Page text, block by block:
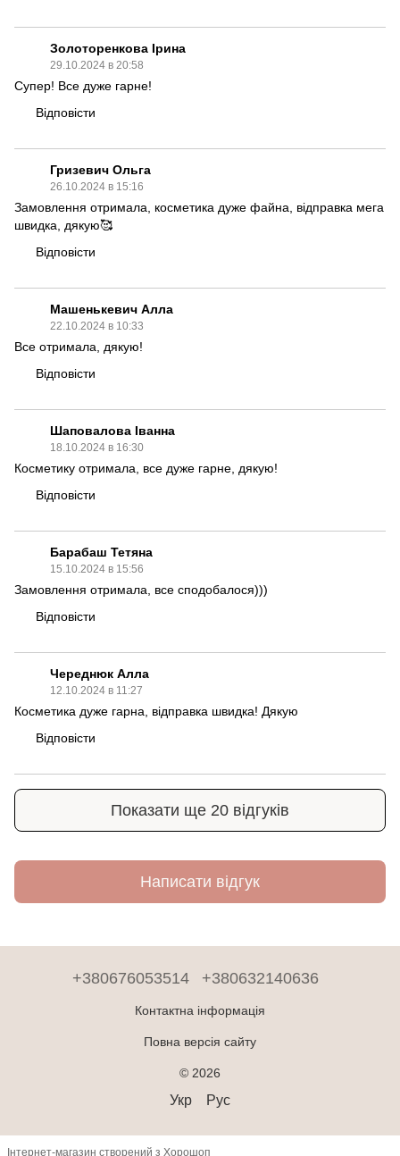
Золоторенкова Ірина
29.10.2024 в 20:58
Супер! Все дуже гарне!
Відповісти
Гризевич Ольга
26.10.2024 в 15:16
Замовлення отримала, косметика дуже файна, відправка мега
швидка, дякую🥰
Відповісти
Машенькевич Алла
22.10.2024 в 10:33
Все отримала, дякую!
Відповісти
Шаповалова Іванна
18.10.2024 в 16:30
Косметику отримала, все дуже гарне, дякую!
Відповісти
Барабаш Тетяна
15.10.2024 в 15:56
Замовлення отримала, все сподобалося)))
Відповісти
Череднюк Алла
12.10.2024 в 11:27
Косметика дуже гарна, відправка швидка! Дякую
Відповісти
Показати ще 20 відгуків
Написати відгук
+380676053514 +380632140636
Контактна інформація
Повна версія сайту
© 2026
Укр Рус
Інтернет-магазин створений з Хорошоп